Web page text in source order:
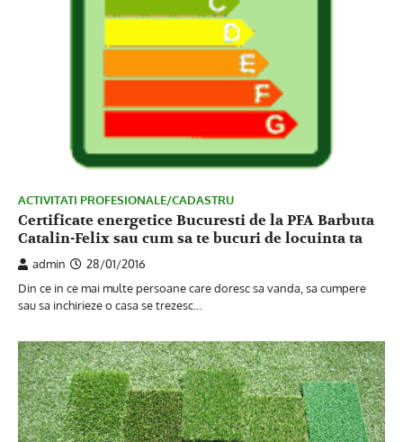
ACTIVITATI PROFESIONALE/CADASTRU
Certificate energetice Bucuresti de la PFA Barbuta
Catalin-Felix sau cum sa te bucuri de locuinta ta
admin
28/01/2016
Din ce in ce mai multe persoane care doresc sa vanda, sa cumpere
sau sa inchirieze o casa se trezesc…